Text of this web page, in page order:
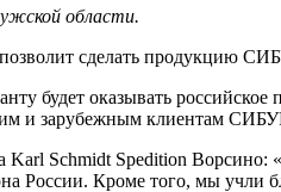
области.
сделать продукцию
будет оказывать
и зарубежным клиентам
Schmidt Spedition Ворсино:
России. Кроме того, мы учли